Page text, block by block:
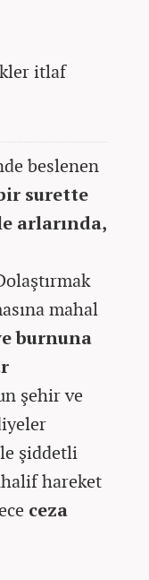
itlaf
beslenen
surette
arlarında,
mahal
burnuna
şehir ve
şiddetli
hareket
ceza